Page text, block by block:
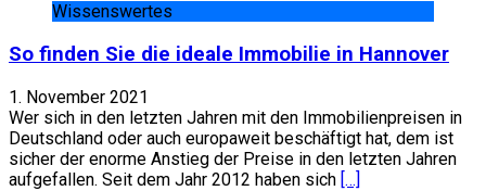
Wissenswertes
So finden Sie die ideale Immobilie in Hannover
1. November 2021
Wer sich in den letzten Jahren mit den Immobilienpreisen in
Deutschland oder auch europaweit beschäftigt hat, dem ist
sicher der enorme Anstieg der Preise in den letzten Jahren
aufgefallen. Seit dem Jahr 2012 haben sich […]